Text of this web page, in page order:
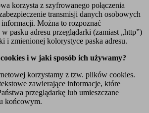
korzysta z szyfrowanego połączenia
transmisji danych osobowych
Można to rozpoznać
pasku adresu przeglądarki (zamiast „http”)
i zmienionej kolorystyce paska adresu.
i w jaki sposób ich używamy?
korzystamy z tzw. plików cookies.
zawierające informacje, które
przeglądarkę lub umieszczane
końcowym.